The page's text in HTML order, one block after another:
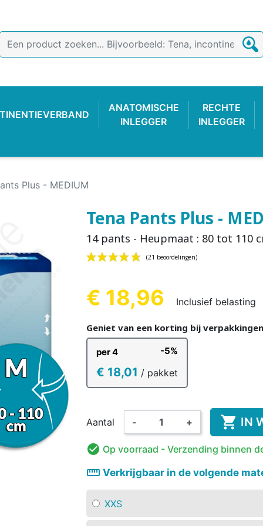
ANATOMISCHE
INLEGGER
RECHTE
INLEGGER
FIXATIEBROEKJE
ROMPERTJE
ONDERZOEKSHANDSCHOEN
&
DESINFECTIE VAN
HANDEN EN
OPPERVLAKKEN
LUIER
PLASTIC BROEKJE
WASBARE LUIER
KINDEREN
Plus - MEDIUM
Tena Pants Plus -
14 pants - Heupmaat : 80 tot 110
(21
€ 18,96 Inclusief belasting
Geniet van een korting bij verpakkingen
per 4 -5%
€ 18,01 / pakket
Aantal - +  IN
 Op voorraad - Verzending binnen
straighten Verkrijgbaar in de volgende
XXS